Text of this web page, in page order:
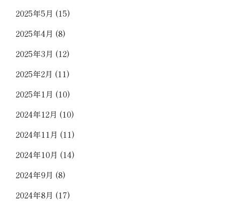
2025年5月 (15)
2025年4月 (8)
2025年3月 (12)
2025年2月 (11)
2025年1月 (10)
2024年12月 (10)
2024年11月 (11)
2024年10月 (14)
2024年9月 (8)
2024年8月 (17)